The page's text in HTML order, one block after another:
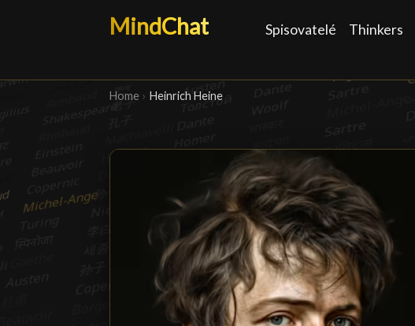
MindChat Spisovatelé Thinkers
Home › Heinrich Heine